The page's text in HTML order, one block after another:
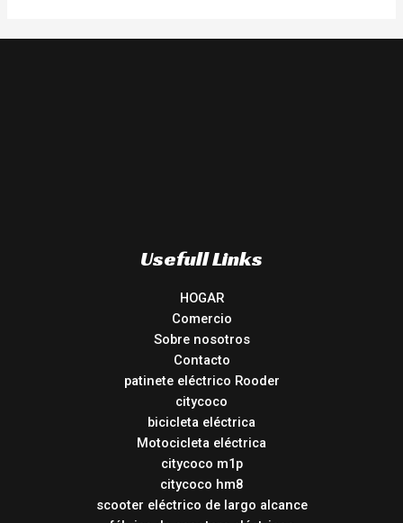
Usefull Links
HOGAR
Comercio
Sobre nosotros
Contacto
patinete eléctrico Rooder
citycoco
bicicleta eléctrica
Motocicleta eléctrica
citycoco m1p
citycoco hm8
scooter eléctrico de largo alcance